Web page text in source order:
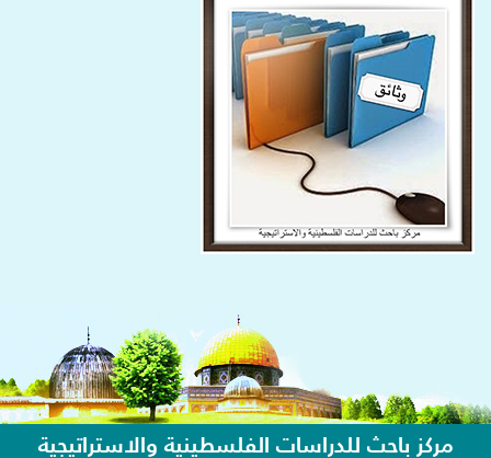
مركز باحث للدراسات الفلسطينية والاستراتيجية